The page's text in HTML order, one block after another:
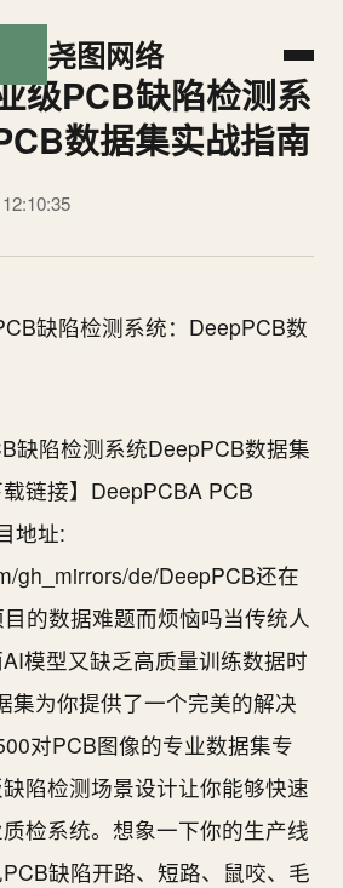
尧图网络
级PCB缺陷检测系
数据集实战指南
缺陷检测系统DeepPCB数据集
链接】DeepPCBA PCB
地址:
gh_mirrors/de/DeepPCB还在
的数据难题而烦恼吗当传统人
模型又缺乏高质量训练数据时
集为你提供了一个完美的解决
对PCB图像的专业数据集专
陷检测场景设计让你能够快速
检系统。想象一下你的生产线
缺陷开路、短路、鼠咬、毛